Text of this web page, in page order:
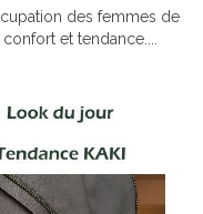
des femmes de
et tendance....